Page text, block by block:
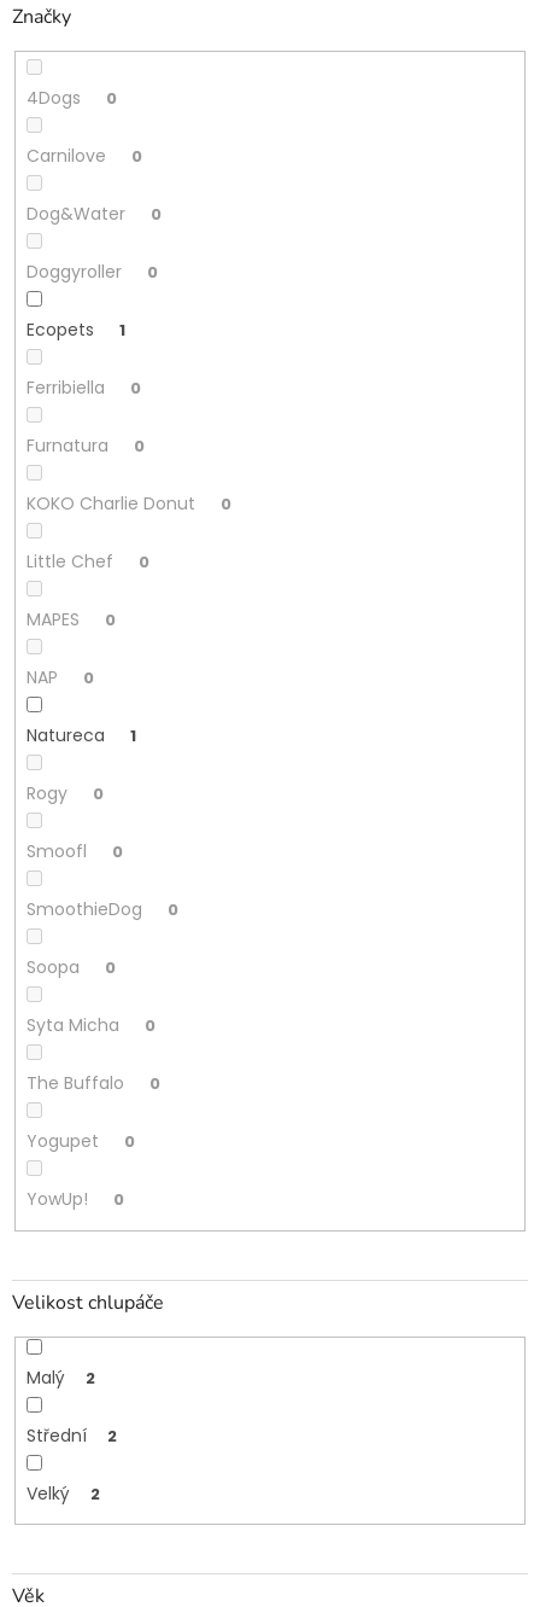
Značky
4Dogs 0
Carnilove 0
Dog&Water 0
Doggyroller 0
Ecopets 1
Ferribiella 0
Furnatura 0
KOKO Charlie Donut 0
Little Chef 0
MAPES 0
NAP 0
Natureca 1
Rogy 0
Smoofl 0
SmoothieDog 0
Soopa 0
Syta Micha 0
The Buffalo 0
Yogupet 0
YowUp! 0
Velikost chlupáče
Malý 2
Střední 2
Velký 2
Věk